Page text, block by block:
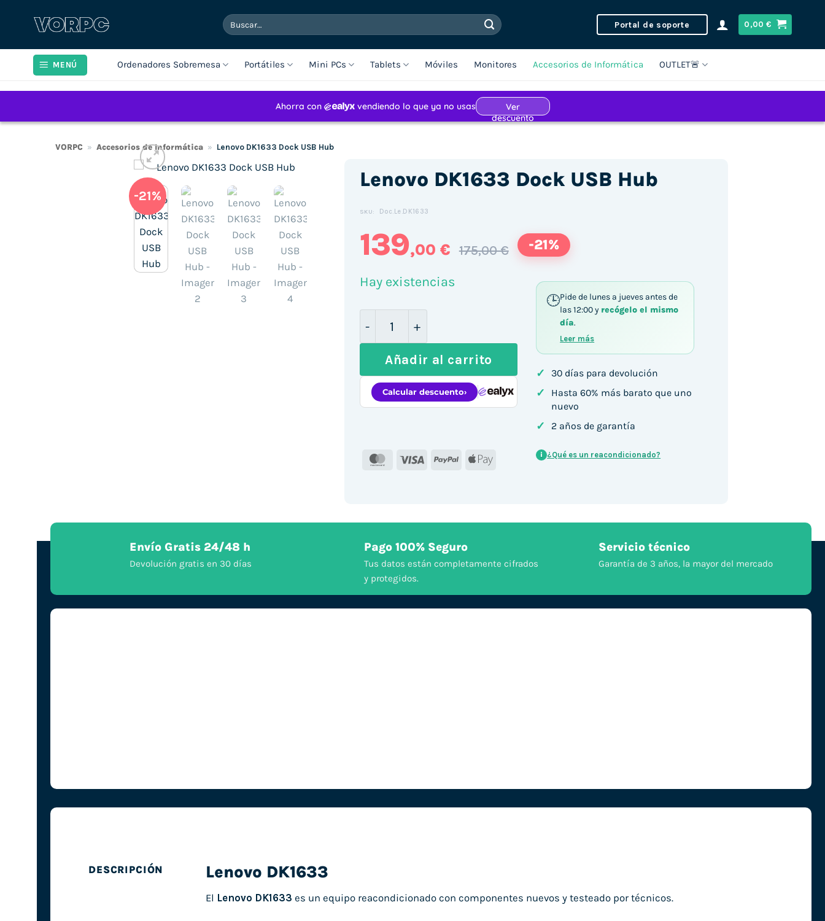
Buscar
por:
Portal de soporte 0,00€
MENÚ Ordenadores Sobremesa Portátiles Mini PCs Tablets Móviles Monitores Accesorios de Informática OUTLET🚨
VORPC » Accesorios de Informática » Lenovo DK1633 Dock USB Hub
-21%
Lenovo DK1633 Dock USB Hub
SKU: Doc.Le.DK1633
139,00 € 175,00 € -21%
Hay existencias
Lenovo DK1633 Dock USB Hub cantidad
Añadir al carrito
MasterCard
Visa PayPal Apple
Pide de lunes a jueves antes de
las 12:00 y recógelo el mismo
día.
Leer más
✓ 30 días para devolución
✓
Hasta 60% más barato que uno
nuevo
✓ 2 años de garantía
i ¿Qué es un reacondicionado?
Envío Gratis 24/48 h
Devolución gratis en 30 días
Pago 100% Seguro
Tus datos están completamente cifrados
y protegidos.
Servicio técnico
Garantía de 3 años, la mayor del mercado
DESCRIPCIÓN Lenovo DK1633
El Lenovo DK1633 es un equipo reacondicionado con componentes nuevos y testeado por técnicos.